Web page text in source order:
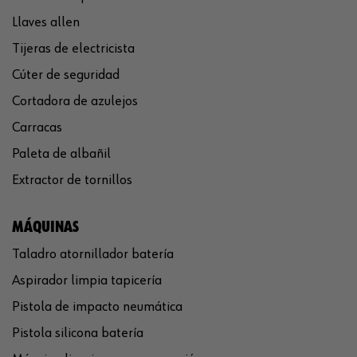
Llaves allen
Tijeras de electricista
Cúter de seguridad
Cortadora de azulejos
Carracas
Paleta de albañil
Extractor de tornillos
MÁQUINAS
Taladro atornillador batería
Aspirador limpia tapicería
Pistola de impacto neumática
Pistola silicona batería